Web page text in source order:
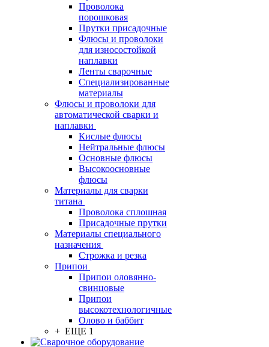
Проволока
порошковая
Прутки присадочные
Флюсы и проволоки
для износостойкой
наплавки
Ленты сварочные
Специализированные
материалы
Флюсы и проволоки для
автоматической сварки и
наплавки
Кислые флюсы
Нейтральные флюсы
Основные флюсы
Высокоосновные
флюсы
Материалы для сварки
титана
Проволока сплошная
Присадочные прутки
Материалы специального
назначения
Строжка и резка
Припои
Припои оловянно-
свинцовые
Припои
высокотехнологичные
Олово и баббит
+ ЕЩЕ 1